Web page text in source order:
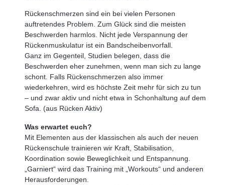
Rückenschmerzen sind ein bei vielen Personen
auftretendes Problem. Zum Glück sind die meisten
Beschwerden harmlos. Nicht jede Verspannung der
Rückenmuskulatur ist ein Bandscheibenvorfall.
Ganz im Gegenteil, Studien belegen, dass die
Beschwerden eher zunehmen, wenn man sich zu lange
schont. Falls Rückenschmerzen also immer
wiederkehren, wird es höchste Zeit mehr für sich zu tun
– und zwar aktiv und nicht etwa in Schonhaltung auf dem
Sofa. (aus Rücken Aktiv)
Was erwartet euch?
Mit Elementen aus der klassischen als auch der neuen
Rückenschule trainieren wir Kraft, Stabilisation,
Koordination sowie Beweglichkeit und Entspannung.
„Garniert“ wird das Training mit „Workouts“ und anderen
Herausforderungen.